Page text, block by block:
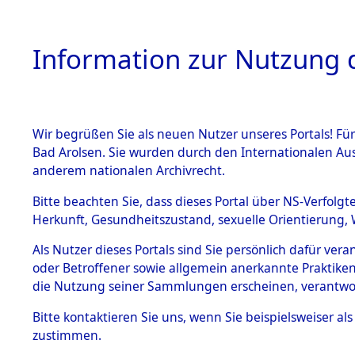
HOME
BESTÄNDE
Inhaftierungsdoku
mente
1.2.9 Beim ITS
verwahrte
1.2.9.1
Effekten aus
0001
Information zur Nutzung
Wir begrüßen Sie als neuen Nutzer unseres Portals!
Bad Arolsen. Sie wurden durch den Internationalen
anderem nationalen Archivrecht.
Bitte beachten Sie, dass dieses Portal über NS-
Herkunft, Gesundheitszustand, sexuelle
Als Nutzer dieses Portals sind Sie persönlich dafür
oder Betroffener sowie allgemein anerkannte
die Nutzung seiner Sammlungen erscheinen,
Bitte kontaktieren Sie uns, wenn Sie beispielsweiser
zustimmen.